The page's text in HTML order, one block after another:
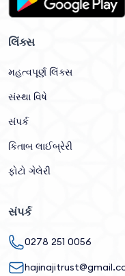
લિંક્સ
મહત્વપૂર્ણ લિંક્સ
સંસ્થા વિષે
સંપર્ક
કિતાબ લાઈબ્રેરી
ફોટો ગેલેરી
સંપર્ક
0278 251 0056